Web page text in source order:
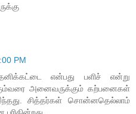
PM
என்பது பளிச் என்று
அனைவருக்கும் கற்பனைகள்
சித்தர்கள் சொன்னதெல்லாம்